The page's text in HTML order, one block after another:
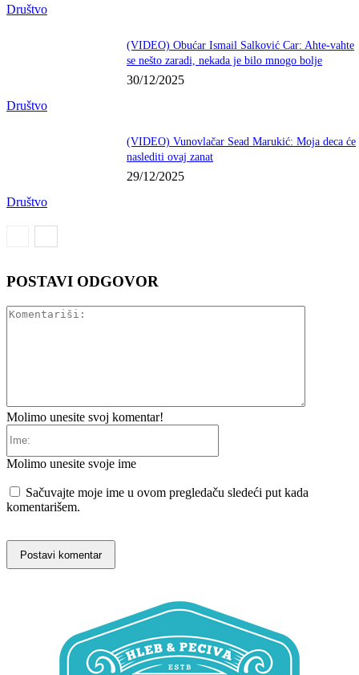
Društvo
Društvo
(VIDEO) Obućar Ismail Salković Car: Ahte-vahte
se nešto zaradi, nekada je bilo mnogo bolje
30/12/2025
Društvo
(VIDEO) Vunovlačar Sead Marukić: Moja deca će
naslediti ovaj zanat
29/12/2025
POSTAVI ODGOVOR
Molimo unesite svoj komentar!
Molimo unesite svoje ime
Sačuvajte moje ime u ovom pregledaču sledeći put kada
komentarišem.